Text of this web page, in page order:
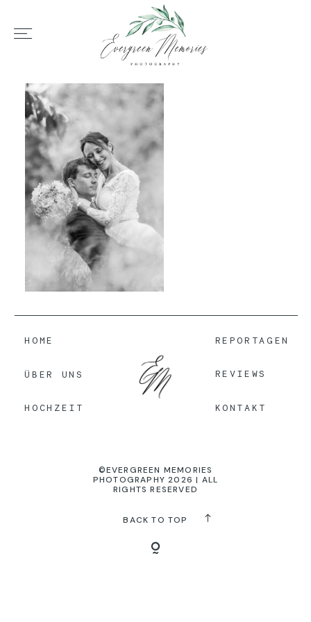
HOME
ÜBER UNS
HOCHZEIT
REPORTAGEN
REVIEWS
KONTAKT
©EVERGREEN MEMORIES
PHOTOGRAPHY 2026 | ALL
RIGHTS RESERVED
BACK TO TOP
HOME
ÜBER UNS
HOCHZEIT
REPORTAGEN